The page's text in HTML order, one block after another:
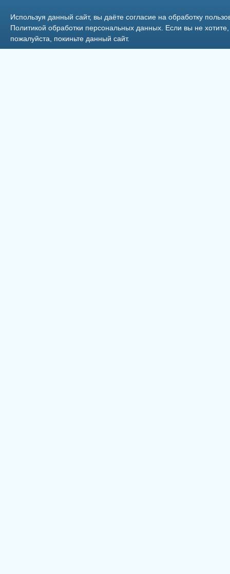
Используя данный сайт, вы даёте согласие на обработку
Политикой обработки персональных данных . Если вы не
пожалуйста, покиньте данный сайт.